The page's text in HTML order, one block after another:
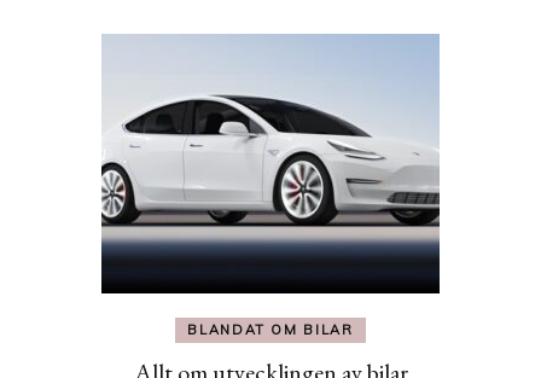
BLANDAT OM BILAR